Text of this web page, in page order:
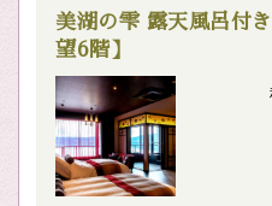
美湖の雫 露天風呂付
望6階】